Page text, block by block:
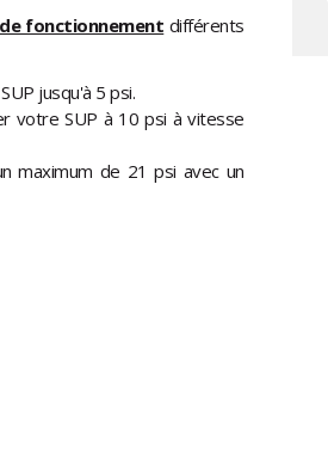
fonctionnement différents
jusqu'à 5 psi.
votre SUP à 10 psi à vitesse
maximum de 21 psi avec un